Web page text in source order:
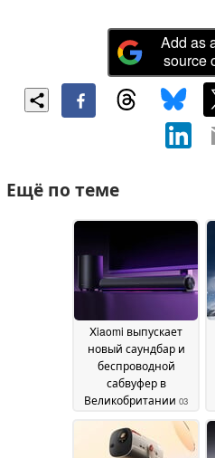
Add as
source
Ещё по теме
Xiaomi выпускает
новый саундбар и
беспроводной
сабвуфер в
Великобритании 03
June 2026